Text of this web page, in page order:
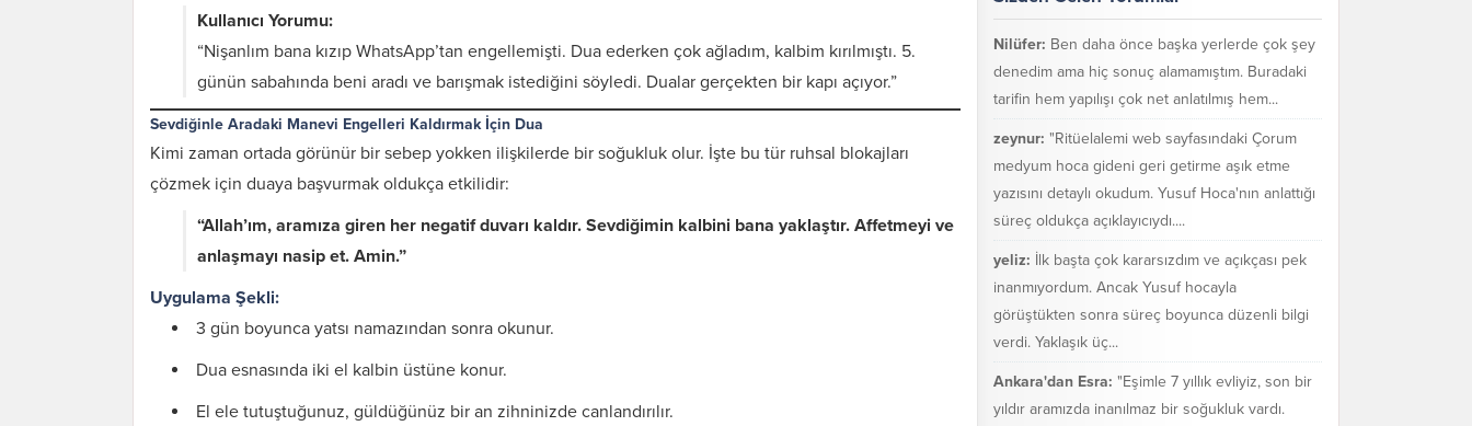
Kullanıcı Yorumu:
“Nişanlım bana kızıp WhatsApp’tan engellemişti. Dua ederken çok ağladım, kalbim kırılmıştı. 5.
günün sabahında beni aradı ve barışmak istediğini söyledi. Dualar gerçekten bir kapı açıyor.”
Sevdiğinle Aradaki Manevi Engelleri Kaldırmak İçin Dua
Kimi zaman ortada görünür bir sebep yokken ilişkilerde bir soğukluk olur. İşte bu tür ruhsal blokajları
çözmek için duaya başvurmak oldukça etkilidir:
“Allah’ım, aramıza giren her negatif duvarı kaldır. Sevdiğimin kalbini bana yaklaştır. Affetmeyi ve
anlaşmayı nasip et. Amin.”
Uygulama Şekli:
3 gün boyunca yatsı namazından sonra okunur.
Dua esnasında iki el kalbin üstüne konur.
El ele tutuştuğunuz, güldüğünüz bir an zihninizde canlandırılır.
Nilüfer: Ben daha önce başka yerlerde çok şey
denedim ama hiç sonuç alamamıştım. Buradaki
tarifin hem yapılışı çok net anlatılmış hem...
zeynur: "Ritüelalemi web sayfasındaki Çorum
medyum hoca gideni geri getirme aşık etme
yazısını detaylı okudum. Yusuf Hoca'nın anlattığı
süreç oldukça açıklayıcıydı....
yeliz: İlk başta çok kararsızdım ve açıkçası pek
inanmıyordum. Ancak Yusuf hocayla
görüştükten sonra süreç boyunca düzenli bilgi
verdi. Yaklaşık üç...
Ankara'dan Esra: "Eşimle 7 yıllık evliyiz, son bir
yıldır aramızda inanılmaz bir soğukluk vardı.